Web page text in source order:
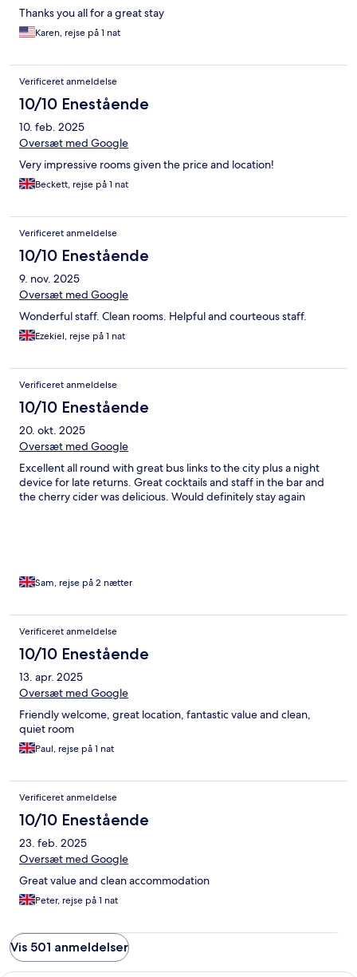
Thanks you all for a great stay
Karen, rejse på 1 nat
Verificeret anmeldelse
10/10 Enestående
10. feb. 2025
Oversæt med Google
Very impressive rooms given the price and location!
Beckett, rejse på 1 nat
Verificeret anmeldelse
10/10 Enestående
9. nov. 2025
Oversæt med Google
Wonderful staff. Clean rooms. Helpful and courteous staff.
Ezekiel, rejse på 1 nat
Verificeret anmeldelse
10/10 Enestående
20. okt. 2025
Oversæt med Google
Excellent all round with great bus links to the city plus a night
device for late returns. Great cocktails and staff in the bar and
the cherry cider was delicious. Would definitely stay again
Sam, rejse på 2 nætter
Verificeret anmeldelse
10/10 Enestående
13. apr. 2025
Oversæt med Google
Friendly welcome, great location, fantastic value and clean,
quiet room
Paul, rejse på 1 nat
Verificeret anmeldelse
10/10 Enestående
23. feb. 2025
Oversæt med Google
Great value and clean accommodation
Peter, rejse på 1 nat
Vis 501 anmeldelser